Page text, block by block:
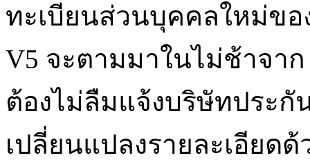
ทะเบียนส่วนบุคคลใหม่ข
V5 จะตามมาในไม่ช้าจาก
ต้องไม่ลืมแจ้งบริษัทประ
เปลี่ยนแปลงรายละเอียดด้